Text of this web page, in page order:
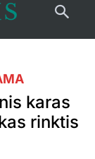
karas
rinktis